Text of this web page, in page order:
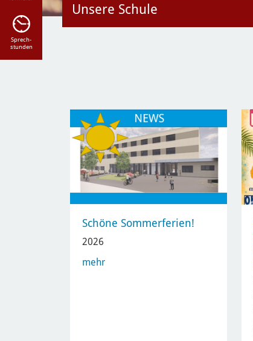
Unsere Schule
Schöne Sommerferien!
2026
mehr
Sprech-
stunden